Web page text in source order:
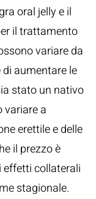
oral jelly e il
il trattamento
variare da
aumentare le
stato un nativo
variare a
erettile e delle
il prezzo è
effetti collaterali
stagionale.